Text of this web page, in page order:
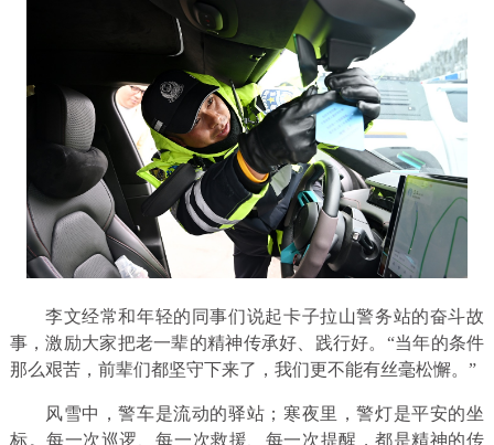
李文经常和年轻的同事们说起卡子拉山警务站的奋斗故
事，激励大家把老一辈的精神传承好、践行好。“当年的条件
那么艰苦，前辈们都坚守下来了，我们更不能有丝毫松懈。”
风雪中，警车是流动的驿站；寒夜里，警灯是平安的坐
标。每一次巡逻、每一次救援、每一次提醒，都是精神的传